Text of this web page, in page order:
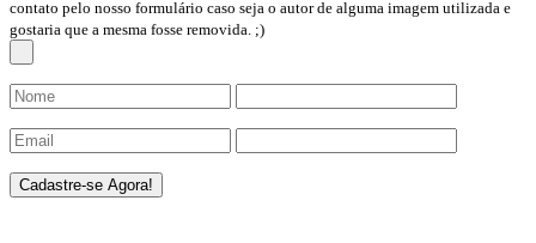
contato pelo nosso formulário caso seja o autor de alguma imagem utilizada e
gostaria que a mesma fosse removida. ;)